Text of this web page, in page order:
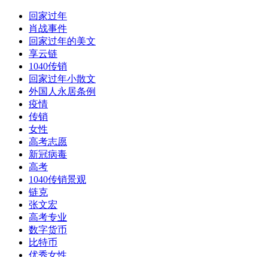
回家过年
肖战事件
回家过年的美文
享云链
1040传销
回家过年小散文
外国人永居条例
疫情
传销
女性
高考志愿
新冠病毒
高考
1040传销景观
链克
张文宏
高考专业
数字货币
比特币